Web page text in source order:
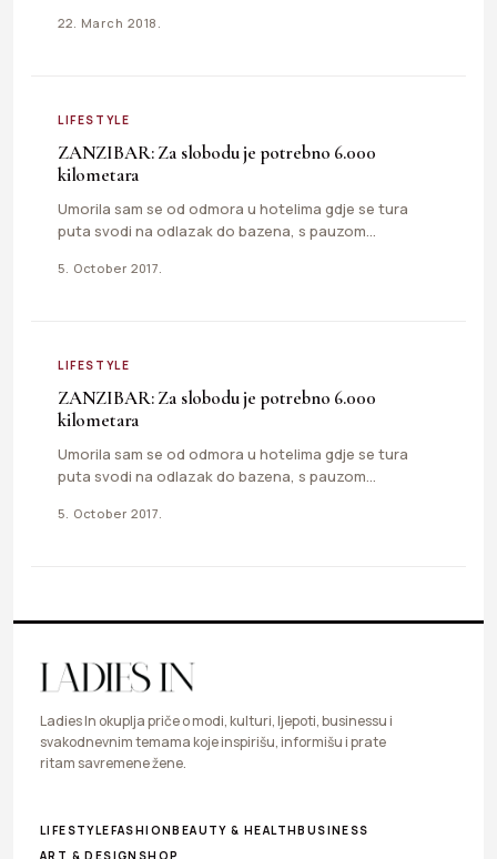
22. March 2018.
LIFESTYLE
ZANZIBAR: Za slobodu je potrebno 6.000
kilometara
Umorila sam se od odmora u hotelima gdje se tura
puta svodi na odlazak do bazena, s pauzom…
5. October 2017.
LIFESTYLE
ZANZIBAR: Za slobodu je potrebno 6.000
kilometara
Umorila sam se od odmora u hotelima gdje se tura
puta svodi na odlazak do bazena, s pauzom…
5. October 2017.
Ladies In okuplja priče o modi, kulturi, ljepoti, businessu i
svakodnevnim temama koje inspirišu, informišu i prate
ritam savremene žene.
LIFESTYLEFASHIONBEAUTY & HEALTHBUSINESS
ART & DESIGN SHOP